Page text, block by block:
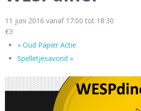
11 juni 2016 vanaf 17:00 tot 18:30
€3
« Oud Papier Actie
Spelletjesavond »